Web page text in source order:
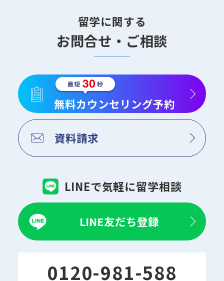
留学に関する
お問合せ・ご相談
無料カウンセリング予約
資料請求
LINEで気軽に留学相談
LINE友だち登録
0120-981-588